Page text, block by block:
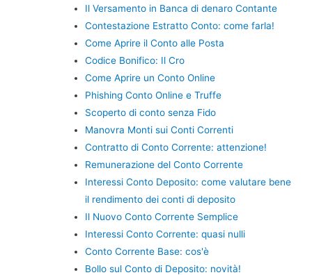
Il Versamento in Banca di denaro Contante
Contestazione Estratto Conto: come farla!
Come Aprire il Conto alle Posta
Codice Bonifico: Il Cro
Come Aprire un Conto Online
Phishing Conto Online e Truffe
Scoperto di conto senza Fido
Manovra Monti sui Conti Correnti
Contratto di Conto Corrente: attenzione!
Remunerazione del Conto Corrente
Interessi Conto Deposito: come valutare bene
il rendimento dei conti di deposito
Il Nuovo Conto Corrente Semplice
Interessi Conto Corrente: quasi nulli
Conto Corrente Base: cos'è
Bollo sul Conto di Deposito: novità!